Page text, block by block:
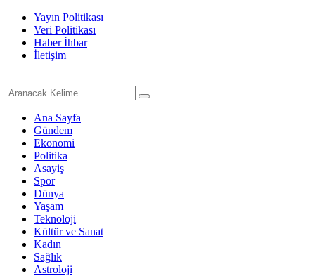
Yayın Politikası
Veri Politikası
Haber İhbar
İletişim
Ana Sayfa
Gündem
Ekonomi
Politika
Asayiş
Spor
Dünya
Yaşam
Teknoloji
Kültür ve Sanat
Kadın
Sağlık
Astroloji